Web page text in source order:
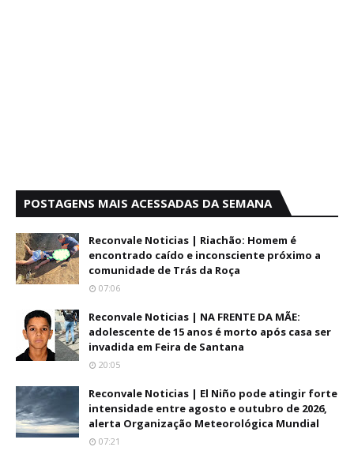
POSTAGENS MAIS ACESSADAS DA SEMANA
Reconvale Noticias | Riachão: Homem é
encontrado caído e inconsciente próximo a
comunidade de Trás da Roça
07:06
Reconvale Noticias | NA FRENTE DA MÃE:
adolescente de 15 anos é morto após casa ser
invadida em Feira de Santana
20:05
Reconvale Noticias | El Niño pode atingir forte
intensidade entre agosto e outubro de 2026,
alerta Organização Meteorológica Mundial
07:21